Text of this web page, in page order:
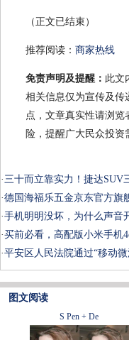
（正文已结束）
推荐阅读： 商家热线
免责声明及提醒： 此文
相关信息仅为宣传及传
点，文章真实性请浏
险，提醒广大民众投资
·三十而立靠实力！捷达SUV
·德国海福乐五金京东官方旗
·手机明明没坏，为什么声音
·买前必看，高配版小米手机
·平安区人民法院通过“移动
图文阅读
S Pen + De